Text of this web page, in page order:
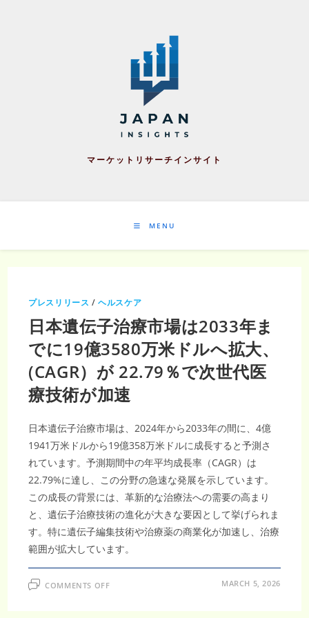
マーケットリサーチインサイト
MENU
プレスリリース /ヘルスケア
日本遺伝子治療市場は2033年ま
でに19億3580万米ドルへ拡大、
(CAGR）が 22.79％で次世代医
療技術が加速
日本遺伝子治療市場は、2024年から2033年の間に、4億
1941万米ドルから19億358万米ドルに成長すると予測さ
れています。予測期間中の年平均成長率（CAGR）は
22.79%に達し、この分野の急速な発展を示しています。
この成長の背景には、革新的な治療法への需要の高まり
と、遺伝子治療技術の進化が大きな要因として挙げられま
す。特に遺伝子編集技術や治療薬の商業化が加速し、治療
範囲が拡大しています。
COMMENTS OFFON MARCH 5, 2026